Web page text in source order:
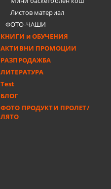
Листов материал
ФОТО-ЧАШИ
КНИГИ и ОБУЧЕНИЯ
АКТИВНИ ПРОМОЦИИ
РАЗПРОДАЖБА
ЛИТЕРАТУРА
Test
БЛОГ
ФОТО ПРОДУКТИ ПРОЛЕТ/
ЛЯТО